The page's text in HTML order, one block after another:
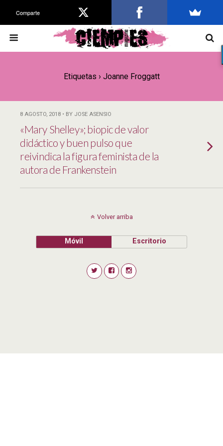
Etiquetas › Joanne Froggatt
8 AGOSTO, 2018 • BY JOSE ASENSIO
«Mary Shelley»; biopic de valor
didáctico y buen pulso que
reivindica la figura feminista de la
autora de Frankenstein
Volver arriba
Móvil Escritorio
Comparte